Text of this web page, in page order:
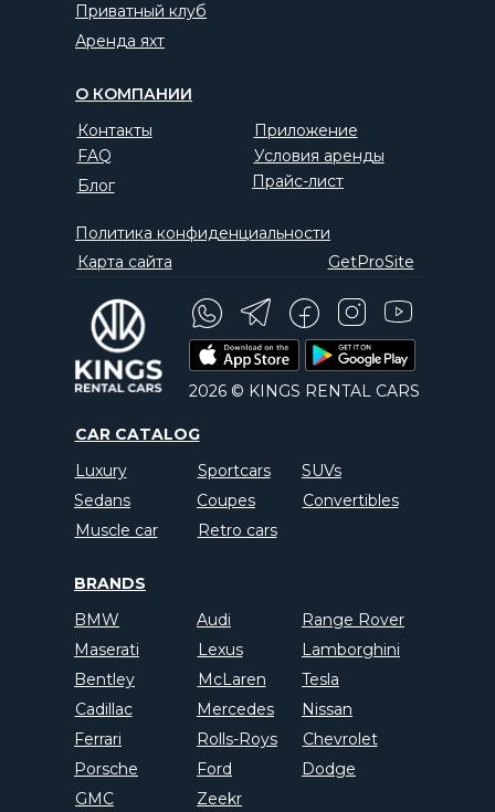
Блог
FAQ Условия аренды
О КОМПАНИИ
Карта сайта
Политика конфиденциальности
GetProSite
Контакты
Прайс-лист
Приватный клуб
Аренда яхт
Приложение
CAR CATALOG
BRANDS
Sportcars
Luxury
SUVs
Convertibles
Coupes
BMW Audi
Bentley
Cadillac
McLaren
Mercedes
Nissan
Porsche
Range Rover
Rolls-Roys
Lexus
Tesla
Chevrolet
Ferrari
Lamborghini
Maserati
2026 © KINGS RENTAL CARS
Sedans
Muscle car
Ford Dodge
Retro cars
GMC Zeekr